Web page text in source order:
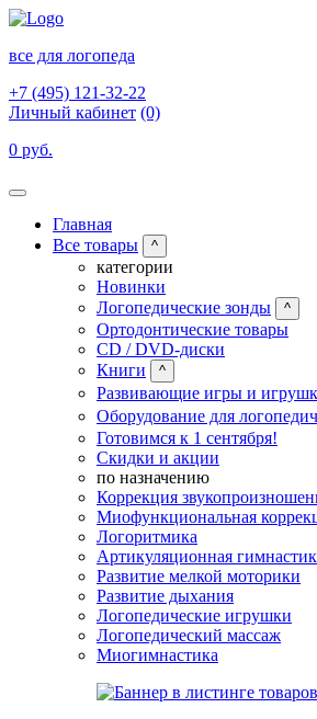
все для логопеда
+7 (495) 121-32-22
Личный кабинет (0)
0 руб.
Главная
Все товары
^
категории
Новинки
Логопедические зонды
^
Ортодонтические товары
CD / DVD-диски
Книги
^
Развивающие игры и
Оборудование для
Готовимся к 1 сентября!
Скидки и акции
по назначению
Коррекция
Миофункциональная
Логоритмика
Артикуляционная
Развитие мелкой моторики
Развитие дыхания
Логопедические игрушки
Логопедический массаж
Миогимнастика